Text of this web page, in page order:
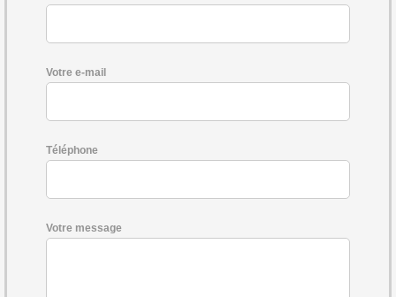
Votre e-mail
Téléphone
Votre message